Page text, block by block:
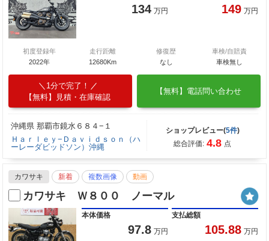
134 万円 149 万円
初度登録年
2022年
走行距離
12680Km
修復歴
なし
車検/自賠責
車検無し
1分で完了！
【無料】見積・在庫確認
【無料】電話問い合わせ
沖縄県 那覇市鏡水６８４−１
Ｈａｒｌｅｙ−Ｄａｖｉｄｓｏｎ（ハ
ーレーダビッドソン）沖縄
ショップレビュー(5件)
総合評価: 4.8 点
カワサキ 新着 複数画像 動画
カワサキ Ｗ８００ ノーマル
本体価格
97.8 万円
支払総額
105.88 万円